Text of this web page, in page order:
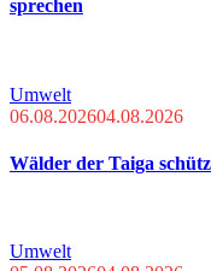
sprechen
Umwelt
06.08.202604.08.2026
Wälder der Taiga
Umwelt